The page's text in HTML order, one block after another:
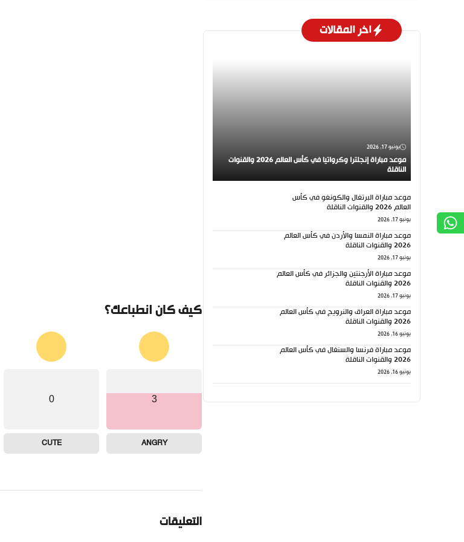
كيف كان انطباعك؟
3
ANGRY
0
CUTE
التعليقات
اخر المقالات
يونيو 17, 2026
موعد مباراة إنجلترا وكرواتيا في كأس العالم 2026 والقنوات
الناقلة
موعد مباراة البرتغال والكونغو في كأس
العالم 2026 والقنوات الناقلة
يونيو 17, 2026
موعد مباراة النمسا والأردن في كأس العالم
2026 والقنوات الناقلة
يونيو 17, 2026
موعد مباراة الأرجنتين والجزائر في كأس العالم
2026 والقنوات الناقلة
يونيو 17, 2026
موعد مباراة العراق والنرويج في كأس العالم
2026 والقنوات الناقلة
يونيو 16, 2026
موعد مباراة فرنسا والسنغال في كأس العالم
2026 والقنوات الناقلة
يونيو 16, 2026